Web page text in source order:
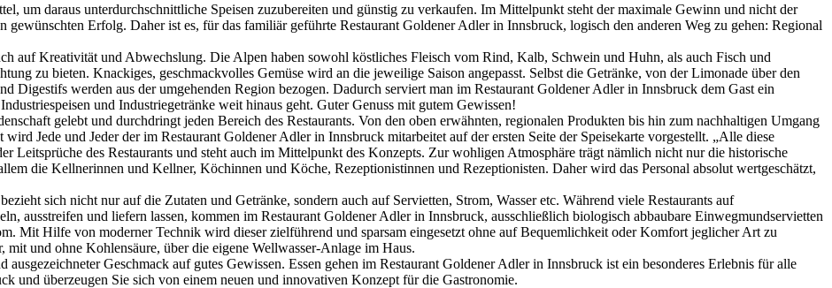
um daraus unterdurchschnittliche Speisen zuzubereiten und günstig zu verkaufen. Im Mittelpunkt steht der maximale Gewinn und nicht der
Erfolg. Daher ist es, für das familiär geführte Restaurant Goldener Adler in Innsbruck, logisch den anderen Weg zu gehen: Regional
auf Kreativität und Abwechslung. Die Alpen haben sowohl köstliches Fleisch vom Rind, Kalb, Schwein und Huhn, als auch Fisch und
zu bieten. Knackiges, geschmackvolles Gemüse wird an die jeweilige Saison angepasst. Selbst die Getränke, von der Limonade über den
Digestifs werden aus der umgehenden Region bezogen. Dadurch serviert man im Restaurant Goldener Adler in Innsbruck dem Gast ein
und Industriegetränke weit hinaus geht. Guter Genuss mit gutem Gewissen!
gelebt und durchdringt jeden Bereich des Restaurants. Von den oben erwähnten, regionalen Produkten bis hin zum nachhaltigen Umgang
Jede und Jeder der im Restaurant Goldener Adler in Innsbruck mitarbeitet auf der ersten Seite der Speisekarte vorgestellt. „Alle diese
Leitsprüche des Restaurants und steht auch im Mittelpunkt des Konzepts. Zur wohligen Atmosphäre trägt nämlich nicht nur die historische
die Kellnerinnen und Kellner, Köchinnen und Köche, Rezeptionistinnen und Rezeptionisten. Daher wird das Personal absolut wertgeschätzt,
sich nicht nur auf die Zutaten und Getränke, sondern auch auf Servietten, Strom, Wasser etc. Während viele Restaurants auf
ausstreifen und liefern lassen, kommen im Restaurant Goldener Adler in Innsbruck, ausschließlich biologisch abbaubare Einwegmundservietten
Mit Hilfe von moderner Technik wird dieser zielführend und sparsam eingesetzt ohne auf Bequemlichkeit oder Komfort jeglicher Art zu
und ohne Kohlensäure, über die eigene Wellwasser-Anlage im Haus.
Geschmack auf gutes Gewissen. Essen gehen im Restaurant Goldener Adler in Innsbruck ist ein besonderes Erlebnis für alle
und überzeugen Sie sich von einem neuen und innovativen Konzept für die Gastronomie.